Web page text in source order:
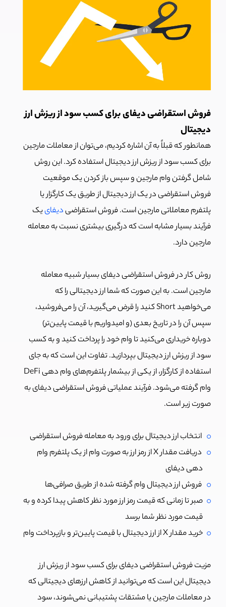
فروش استقراضی دیفای برای کسب سود از ریزش ارز
دیجیتال
همانطور که قبلاً به آن اشاره کردیم، می‌توان از معاملات مارجین
برای کسب سود از ریزش ارز دیجیتال استفاده کرد. این روش
شامل گرفتن وام مارجین و سپس باز کردن یک موقعیت
فروش استقراضی در یک ارز دیجیتال از طریق یک کارگزار یا
پلتفرم معاملاتی مارجین است. فروش استقراضیدیفاییک
فرآیند بسیار مشابه است که درگیری بیشتری نسبت به معامله
مارجین دارد.
روش کار در فروش استقراضی دیفای بسیار شبیه معامله
مارجین است. به این صورت که شما ارز دیجیتالی را که
می‌خواهید Short کنید را قرض می‌گیرید، آن را می‌فروشید،
سپس آن را در تاریخ بعدی (و امیدواریم با قیمت پایین‌تر)
دوباره خریداری می‌کنید تا وام خود را پرداخت کنید و به کسب
سود از ریزش ارز دیجیتال بپردازید. تفاوت این است که به جای
استفاده از کارگزار، از یکی از بیشمار پلتفرم‌های وام دهی DeFi
وام گرفته می‌شود. فرآیند عملیاتی فروش استقراضی دیفای به
صورت زیر است.
انتخاب ارز دیجیتال برای ورود به معامله فروش استقراضی
دریافت مقدار X از رمز ارز به صورت وام از یک پلتفرم وام
دهی دیفای
فروش ارز دیجیتال وام گرفته شده از طریق صرافی‌ها
صبر تا زمانی که قیمت رمز ارز مورد نظر کاهش پیدا کرده و به
قیمت مورد نظر شما برسد
خرید مقدار X از ارز دیجیتال با قیمت پایین‌تر و بازپرداخت وام
مزیت فروش استقراضی دیفای برای کسب سود از ریزش ارز
دیجیتال این است که می‌توانید از کاهش ارزهای دیجیتالی که
در معاملات مارجین یا مشتقات پشتیبانی نمی‌شوند، سود